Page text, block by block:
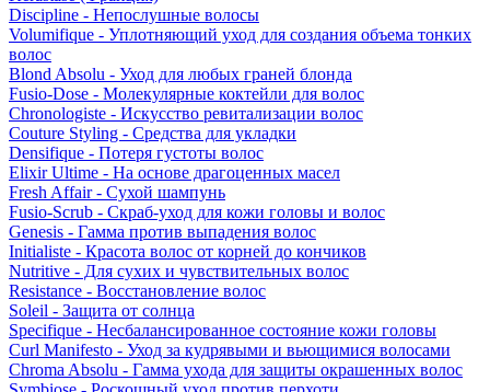
Discipline - Непослушные волосы
Volumifique - Уплотняющий уход для создания объема тонких
волос
Blond Absolu - Уход для любых граней блонда
Fusio-Dose - Молекулярные коктейли для волос
Chronologiste - Искусство ревитализации волос
Couture Styling - Средства для укладки
Densifique - Потеря густоты волос
Elixir Ultime - На основе драгоценных масел
Fresh Affair - Сухой шампунь
Fusio-Scrub - Скраб-уход для кожи головы и волос
Genesis - Гамма против выпадения волос
Initialiste - Красота волос от корней до кончиков
Nutritive - Для сухих и чувствительных волос
Resistance - Восстановление волос
Soleil - Защита от солнца
Specifique - Несбалансированное состояние кожи головы
Curl Manifesto - Уход за кудрявыми и вьющимися волосами
Chroma Absolu - Гамма ухода для защиты окрашенных волос